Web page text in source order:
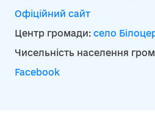
Офіційний сайт
Центр громади: село
Чисельність населення
Facebook